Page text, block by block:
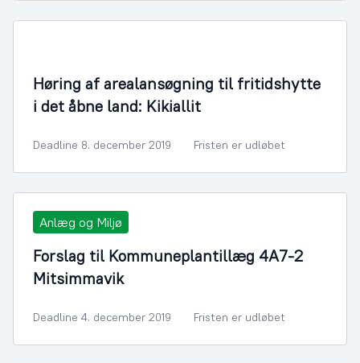
Høring af arealansøgning til fritidshytte
i det åbne land: Kikiallit
Deadline 8. december 2019 Fristen er udløbet
Anlæg og Miljø
Forslag til Kommuneplantillæg 4A7-2
Mitsimmavik
Deadline 4. december 2019 Fristen er udløbet